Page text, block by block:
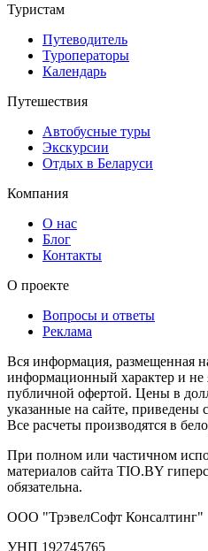
Туристам
Путеводитель
Туроператоры
Календарь
Путешествия
Автобусные туры
Экскурсии
Отдых в Беларуси
Компания
О нас
Блог
Контакты
О проекте
Вопросы и ответы
Реклама
Вся информация, размещенная
информационный характер и не
публичной офертой. Цены в
указанные на сайте,
Все расчеты производятся в
При полном или частичном
материалов сайта TIO.BY
обязательна.
ООО "ТрэвелСофт Консалтинг"
УНП 192745765